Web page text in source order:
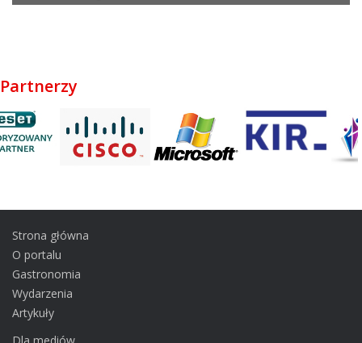
Partnerzy
Strona główna
O portalu
Gastronomia
Wydarzenia
Artykuły
Dla mediów